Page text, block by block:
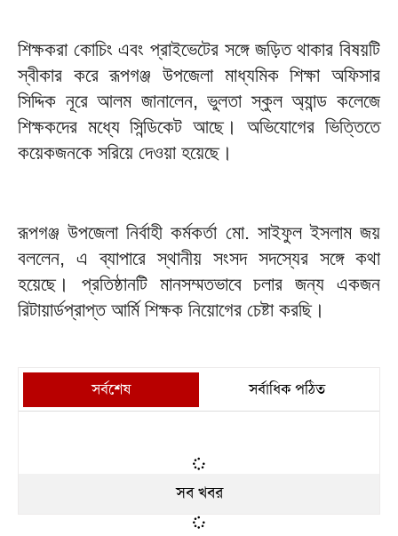
শিক্ষকরা কোচিং এবং প্রাইভেটের সঙ্গে জড়িত থাকার বিষয়টি
স্বীকার করে রূপগঞ্জ উপজেলা মাধ্যমিক শিক্ষা অফিসার
সিদ্দিক নূরে আলম জানালেন, ভুলতা স্কুল অ্যান্ড কলেজে
শিক্ষকদের মধ্যে সিন্ডিকেট আছে। অভিযোগের ভিত্তিতে
কয়েকজনকে সরিয়ে দেওয়া হয়েছে।
রূপগঞ্জ উপজেলা নির্বাহী কর্মকর্তা মো. সাইফুল ইসলাম জয়
বললেন, এ ব্যাপারে স্থানীয় সংসদ সদস্যের সঙ্গে কথা
হয়েছে। প্রতিষ্ঠানটি মানসম্মতভাবে চলার জন্য একজন
রিটায়ার্ডপ্রাপ্ত আর্মি শিক্ষক নিয়োগের চেষ্টা করছি।
সর্বশেষ সর্বাধিক পঠিত
সব খবর